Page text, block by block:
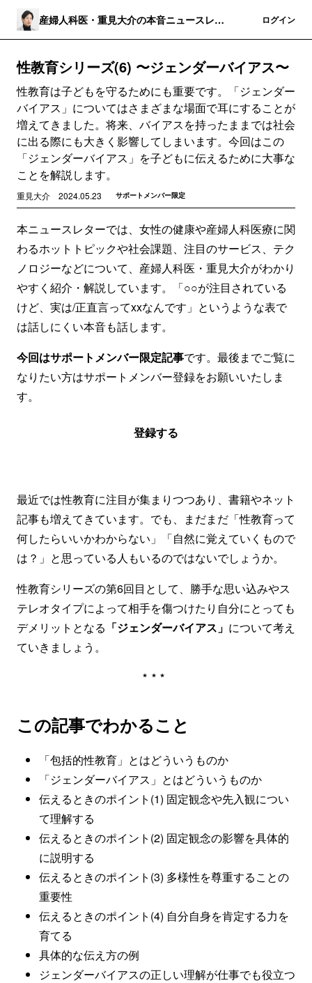
産婦人科医・重見大介の本音ニュースレタ
ログイン
性教育シリーズ(6) 〜ジェンダーバイアス〜
性教育は子どもを守るためにも重要です。「ジェンダー
バイアス」についてはさまざまな場面で耳にすることが
増えてきました。将来、バイアスを持ったままでは社会
に出る際にも大きく影響してしまいます。今回はこの
「ジェンダーバイアス」を子どもに伝えるために大事な
ことを解説します。
重見大介 2024.05.23 サポートメンバー限定
本ニュースレターでは、女性の健康や産婦人科医療に関
わるホットトピックや社会課題、注目のサービス、テク
ノロジーなどについて、産婦人科医・重見大介がわかり
やすく紹介・解説しています。「○○が注目されている
けど、実は/正直言ってxxなんです」というような表で
は話しにくい本音も話します。
今回はサポートメンバー限定記事です。最後までご覧に
なりたい方はサポートメンバー登録をお願いいたしま
す。
登録する
最近では性教育に注目が集まりつつあり、書籍やネット
記事も増えてきています。でも、まだまだ「性教育って
何したらいいかわからない」「自然に覚えていくもので
は？」と思っている人もいるのではないでしょうか。
性教育シリーズの第6回目として、勝手な思い込みやス
テレオタイプによって相手を傷つけたり自分にとっても
デメリットとなる 「ジェンダーバイアス」 について考え
ていきましょう。
***
この記事でわかること
「包括的性教育」とはどういうものか
「ジェンダーバイアス」とはどういうものか
伝えるときのポイント(1) 固定観念や先入観につい
て理解する
伝えるときのポイント(2) 固定観念の影響を具体的
に説明する
伝えるときのポイント(3) 多様性を尊重することの
重要性
伝えるときのポイント(4) 自分自身を肯定する力を
育てる
具体的な伝え方の例
ジェンダーバイアスの正しい理解が仕事でも役立つ